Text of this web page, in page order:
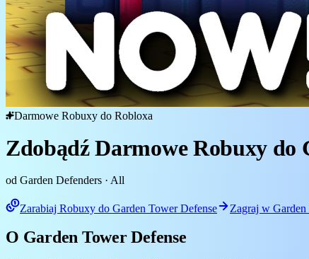
Darmowe Robuxy do Robloxa
Zdobądź Darmowe Robuxy do
od Garden Defenders · All
Zarabiaj Robuxy do Garden Tower Defense Zagraj w
O Garden Tower Defense